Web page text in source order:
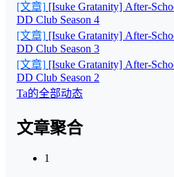
[文章] [Isuke Gratanity] After-
DD Club Season 4
[文章] [Isuke Gratanity] After-
DD Club Season 3
[文章] [Isuke Gratanity] After-
DD Club Season 2
Ta的全部动态
文章聚合
1